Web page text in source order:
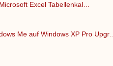
Excel Tabellenkal…
Me auf Windows XP Pro Upgr…